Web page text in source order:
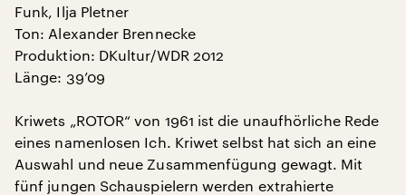
Funk, Ilja Pletner
Ton: Alexander Brennecke
Produktion: DKultur/WDR 2012
Länge: 39’09
Kriwets „ROTOR“ von 1961 ist die unaufhörliche Rede
eines namenlosen Ich. Kriwet selbst hat sich an eine
Auswahl und neue Zusammenfügung gewagt. Mit
fünf jungen Schauspielern werden extrahierte